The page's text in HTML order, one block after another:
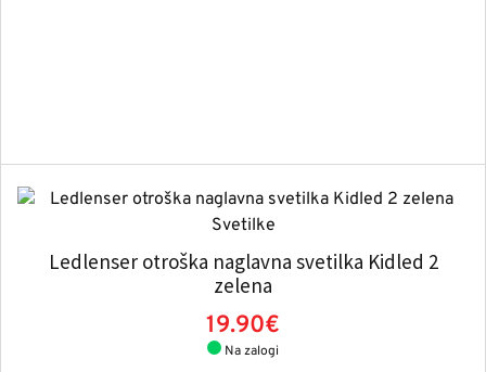
Ledlenser otroška naglavna svetilka Kidled 2
zelena
19.90€
Na zalogi